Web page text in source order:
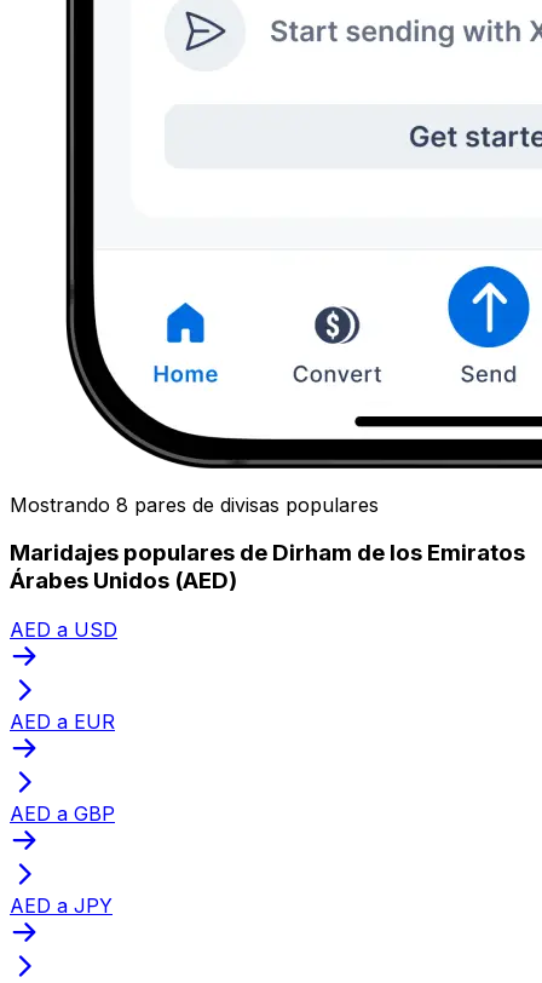
Mostrando 8 pares de divisas populares
Maridajes populares de Dirham de los Emiratos
Árabes Unidos (AED)
AED a USD
AED a EUR
AED a GBP
AED a JPY